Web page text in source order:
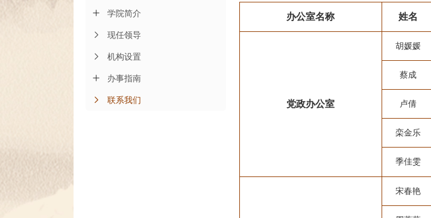
学院简介
现任领导
机构设置
办事指南
联系我们
办公室名称 姓名
党政办公室
胡媛媛
蔡成
卢倩
栾金乐
季佳雯
宋春艳